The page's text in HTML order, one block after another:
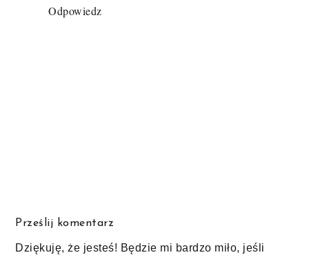
Odpowiedz
Prześlij komentarz
Dziękuję, że jesteś! Będzie mi bardzo miło, jeśli